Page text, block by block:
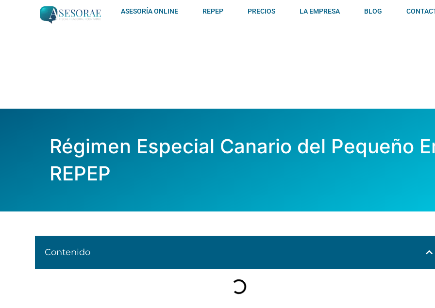
ASESORÍA ONLINE REPEP PRECIOS LA EMPRESA BLOG
Régimen Especial Canario del Pequeño
REPEP
Contenido